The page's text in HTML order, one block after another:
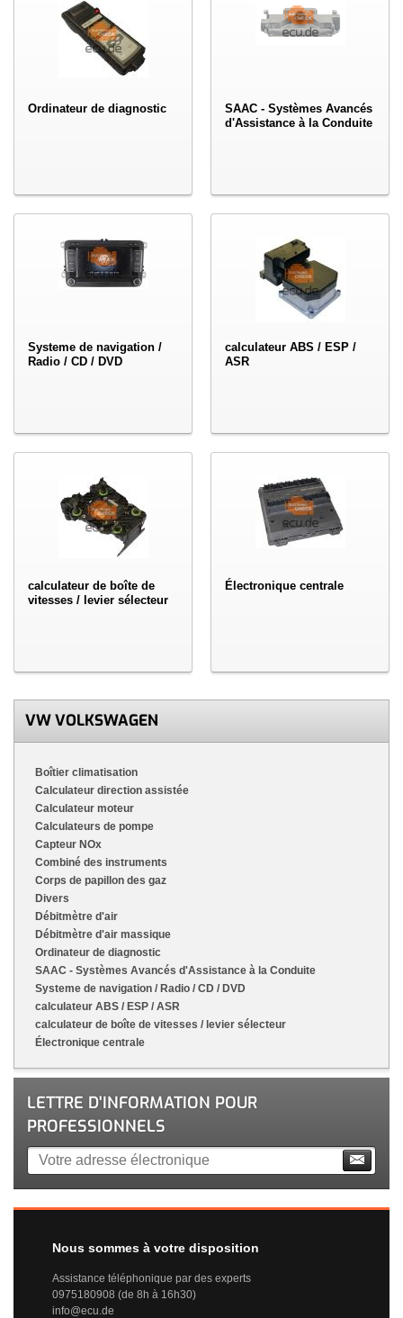
Ordinateur de diagnostic
SAAC - Systèmes Avancés
d'Assistance à la Conduite
Systeme de navigation /
Radio / CD / DVD
calculateur ABS / ESP /
ASR
calculateur de boîte de
vitesses / levier sélecteur
Électronique centrale
VW VOLKSWAGEN
Boîtier climatisation
Calculateur direction assistée
Calculateur moteur
Calculateurs de pompe
Capteur NOx
Combiné des instruments
Corps de papillon des gaz
Divers
Débitmètre d'air
Débitmètre d'air massique
Ordinateur de diagnostic
SAAC - Systèmes Avancés d'Assistance à la Conduite
Systeme de navigation / Radio / CD / DVD
calculateur ABS / ESP / ASR
calculateur de boîte de vitesses / levier sélecteur
Électronique centrale
LETTRE D'INFORMATION POUR
PROFESSIONNELS
Nous sommes à votre disposition
Assistance téléphonique par des experts
0975180908 (de 8h à 16h30)
info@ecu.de